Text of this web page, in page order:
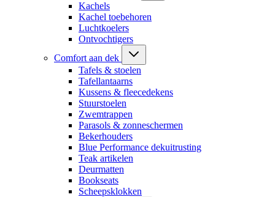
Kachels
Kachel toebehoren
Luchtkoelers
Ontvochtigers
Comfort aan dek
Tafels & stoelen
Tafellantaarns
Kussens & fleecedekens
Stuurstoelen
Zwemtrappen
Parasols & zonneschermen
Bekerhouders
Blue Performance dekuitrusting
Teak artikelen
Deurmatten
Bookseats
Scheepsklokken